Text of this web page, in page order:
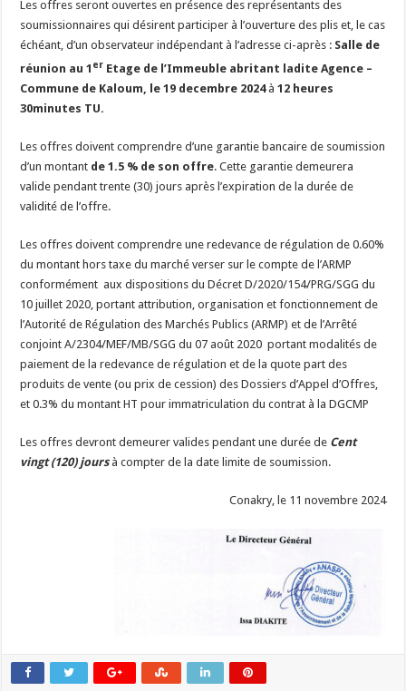
Les offres seront ouvertes en présence des représentants des
soumissionnaires qui désirent participer à l’ouverture des plis et, le cas
échéant, d’un observateur indépendant à l’adresse ci-après : Salle de
réunion au 1 er Etage de l’Immeuble abritant ladite Agence –
Commune de Kaloum, le 19 decembre 2024 à12 heures
30minutes TU.
Les offres doivent comprendre d’une garantie bancaire de soumission
d’un montant de 1.5 % de son offre. Cette garantie demeurera
valide pendant trente (30) jours après l’expiration de la durée de
validité de l’offre.
Les offres doivent comprendre une redevance de régulation de 0.60%
du montant hors taxe du marché verser sur le compte de l’ARMP
conformément aux dispositions du Décret D/2020/154/PRG/SGG du
10 juillet 2020, portant attribution, organisation et fonctionnement de
l’Autorité de Régulation des Marchés Publics (ARMP) et de l’Arrêté
conjoint A/2304/MEF/MB/SGG du 07 août 2020 portant modalités de
paiement de la redevance de régulation et de la quote part des
produits de vente (ou prix de cession) des Dossiers d’Appel d’Offres,
et 0.3% du montant HT pour immatriculation du contrat à la DGCMP
Les offres devront demeurer valides pendant une durée de Cent
vingt (120) joursà compter de la date limite de soumission.
Conakry, le 11 novembre 2024